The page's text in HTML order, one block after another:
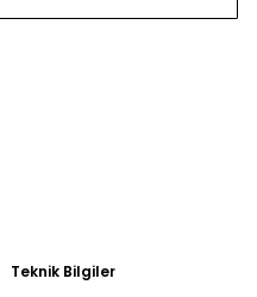
Teknik Bilgiler